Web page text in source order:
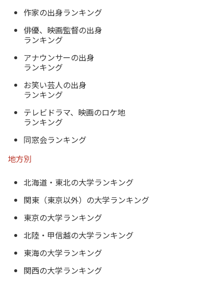
作家の出身ランキング
俳優、映画監督の出身
ランキング
アナウンサーの出身
ランキング
お笑い芸人の出身
ランキング
テレビドラマ、映画のロケ地
ランキング
同窓会ランキング
地方別
北海道・東北の大学ランキング
関東（東京以外）の大学ランキング
東京の大学ランキング
北陸・甲信越の大学ランキング
東海の大学ランキング
関西の大学ランキング